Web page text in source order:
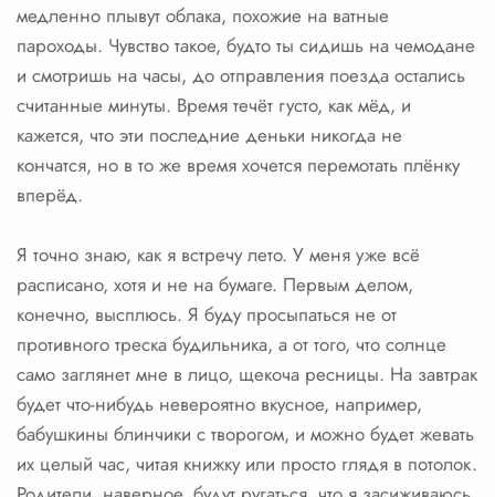
медленно плывут облака, похожие на ватные
пароходы. Чувство такое, будто ты сидишь на чемодане
и смотришь на часы, до отправления поезда остались
считанные минуты. Время течёт густо, как мёд, и
кажется, что эти последние деньки никогда не
кончатся, но в то же время хочется перемотать плёнку
вперёд.
Я точно знаю, как я встречу лето. У меня уже всё
расписано, хотя и не на бумаге. Первым делом,
конечно, высплюсь. Я буду просыпаться не от
противного треска будильника, а от того, что солнце
само заглянет мне в лицо, щекоча ресницы. На завтрак
будет что-нибудь невероятно вкусное, например,
бабушкины блинчики с творогом, и можно будет жевать
их целый час, читая книжку или просто глядя в потолок.